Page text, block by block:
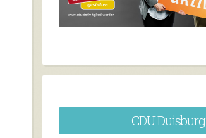
CDU Duisburg